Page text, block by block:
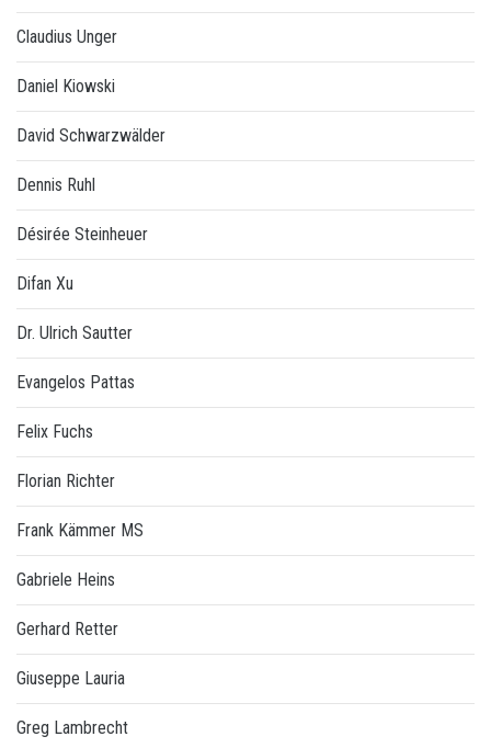
Claudius Unger
Daniel Kiowski
David Schwarzwälder
Dennis Ruhl
Désirée Steinheuer
Difan Xu
Dr. Ulrich Sautter
Evangelos Pattas
Felix Fuchs
Florian Richter
Frank Kämmer MS
Gabriele Heins
Gerhard Retter
Giuseppe Lauria
Greg Lambrecht